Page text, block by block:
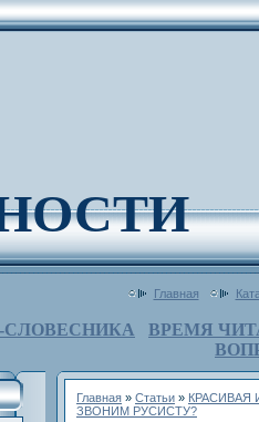
Главная
ВРЕМЯ
Главная » Статьи » КРАСИВАЯ
ЗВОНИМ РУСИСТУ?